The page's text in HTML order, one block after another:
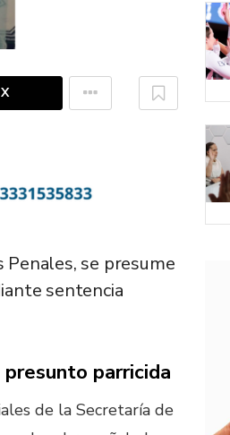
X
se presume
sentencia
parricida
de la Secretaría de